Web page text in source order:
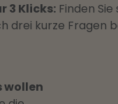
3 Klicks: Finden
drei kurze Fragen
wollen